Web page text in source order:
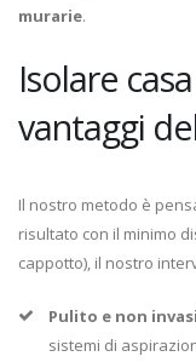
murarie.
Isolare
vantaggi
Il nostro metodo è
risultato con il minimo
cappotto), il nostro
Pulito e non
sistemi di